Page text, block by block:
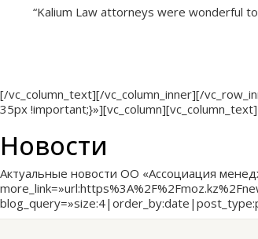
“Kalium Law attorneys were wonderful
[/vc_column_text][/vc_column_inner][/
35px !important;}»][vc_column][vc_column_text]
Новости
Актуальные новости ОО «Ассоциация